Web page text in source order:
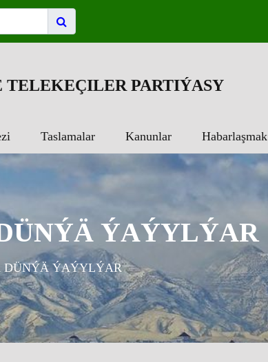
TELEKEÇILER PARTIÝASY
Taslamalar Kanunlar Habarlaşmak
ÝAÝYLÝAR
DÜNÝÄ ÝAÝYLÝAR